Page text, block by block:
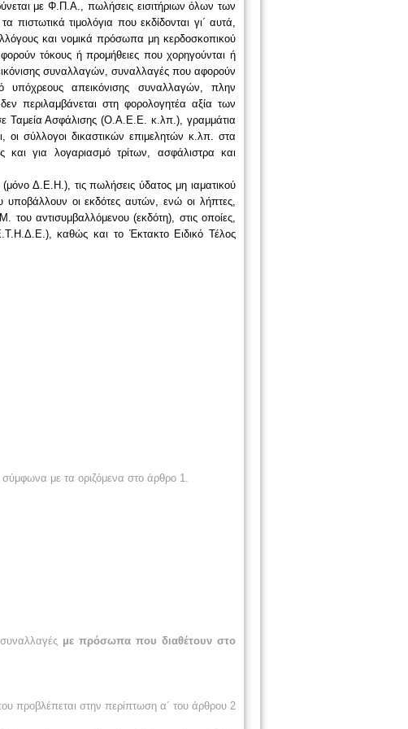
με Φ.Π.Α., πωλήσεις εισιτήριων όλων των
τιμολόγια που εκδίδονται γι΄ αυτά,
και νομικά πρόσωπα μη κερδοσκοπικού
τόκους ή προμήθειες που χορηγούνται ή
συναλλαγών, συναλλαγές που αφορούν
απεικόνισης συναλλαγών, πλην
περιλαμβάνεται στη φορολογητέα αξία των
Ταμεία Ασφάλισης (Ο.Α.Ε.Ε. κ.λπ.), γραμμάτια
οι σύλλογοι δικαστικών επιμελητών κ.λπ. στα
και για λογαριασμό τρίτων, ασφάλιστρα και
(μόνο Δ.Ε.Η.), τις πωλήσεις ύδατος μη ιαματικού
υποβάλλουν οι εκδότες αυτών, ενώ οι λήπτες,
αντισυμβαλλόμενου (εκδότη), στις οποίες,
καθώς και το Έκτακτο Ειδικό Τέλος
, σύμφωνα με τα οριζόμενα στο άρθρο 1.
με πρόσωπα που διαθέτουν στο
προβλέπεται στην περίπτωση α΄ του άρθρου 2